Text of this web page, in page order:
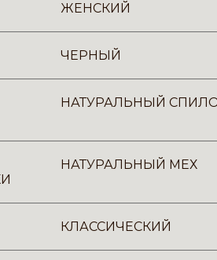
ЖЕНСКИЙ
ЧЕРНЫЙ
НАТУРАЛЬНЫЙ
НАТУРАЛЬНЫЙ МЕХ
КЛАССИЧЕСКИЙ